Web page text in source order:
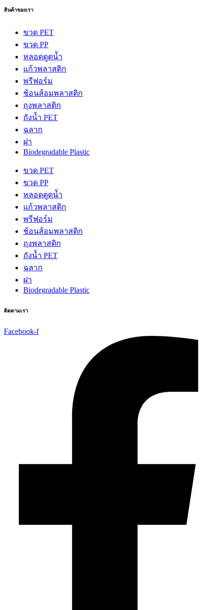
สินค้าของเรา
ขวด PET
ขวด PP
หลอดดูดน้ำ
แก้วพลาสติก
พรีฟอร์ม
ช้อนส้อมพลาสติก
ถุงพลาสติก
ถังน้ำ PET
ฉลาก
ฝา
Biodegradable Plastic
ขวด PET
ขวด PP
หลอดดูดน้ำ
แก้วพลาสติก
พรีฟอร์ม
ช้อนส้อมพลาสติก
ถุงพลาสติก
ถังน้ำ PET
ฉลาก
ฝา
Biodegradable Plastic
ติดตามเรา
Facebook-f